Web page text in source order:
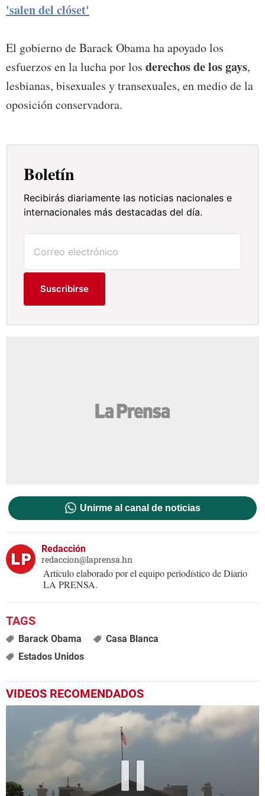
'salen del clóset'
El gobierno de Barack Obama ha apoyado los
esfuerzos en la lucha por los derechos de los gays,
lesbianas, bisexuales y transexuales, en medio de la
oposición conservadora.
Boletín
Recibirás diariamente las noticias nacionales e
internacionales más destacadas del día.
Suscribirse
Unirme al canal de noticias
Redacción
redaccion@laprensa.hn
Artículo elaborado por el equipo periodístico de Diario
LA PRENSA.
Barack Obama
Casa Blanca
Estados Unidos
VIDEOS RECOMENDADOS